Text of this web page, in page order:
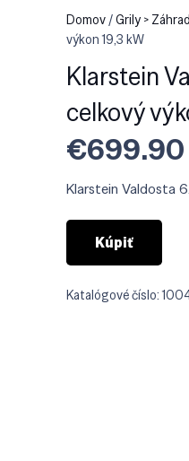
Domov/Grily >
výkon 19,3 kW
Klarstein
celkový
€699.90
Klarstein Valdosta
Kúpiť
Katalógové číslo: